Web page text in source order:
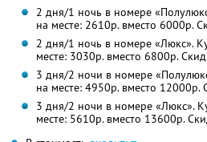
2 дня/1 ночь в номере
на месте: 2610р. вместо 6000р.
2 дня/1 ночь в номере «Люкс».
месте: 3030р. вместо 6800р.
3 дня/2 ночи в номере
на месте: 4950р. вместо 12000р.
3 дня/2 ночи в номере «Люкс».
месте: 5610р. вместо 13600р.